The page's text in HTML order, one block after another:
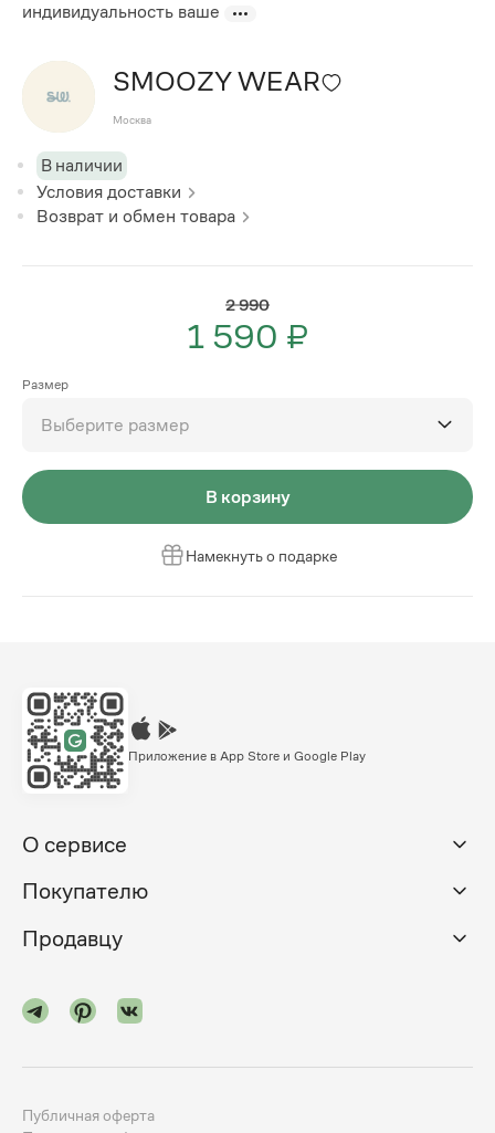
индивидуальность ваше
SMOOZY WEAR
Москва
В наличии
Условия доставки
Возврат и обмен товара
2 990
1 590 ₽
Размер
Выберите размер
В корзину
Намекнуть о подарке
Приложение в App Store и Google Play
О сервисе
Покупателю
Продавцу
Публичная оферта